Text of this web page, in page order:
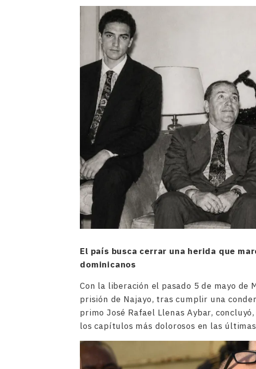
El país busca cerrar una herida que
dominicanos
Con la liberación el pasado 5 de mayo de
prisión de Najayo, tras cumplir una
primo José Rafael Llenas Aybar,
los capítulos más dolorosos en las